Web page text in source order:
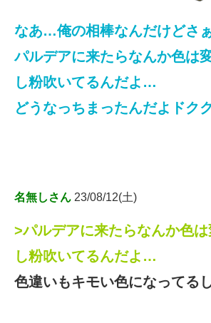
なあ…俺の相棒なんだけどさ
パルデアに来たらなんか色は
し粉吹いてるんだよ…
どうなっちまったんだよドク
名無しさん 23/08/12(土)
>パルデアに来たらなんか色
し粉吹いてるんだよ…
色違いもキモい色になってる